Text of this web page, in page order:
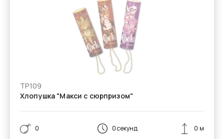
ТР109
Хлопушка "Макси с сюрпризом"
0 0 секунд 0 м